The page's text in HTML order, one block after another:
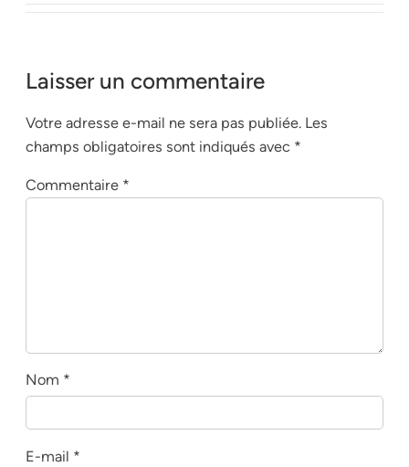
Laisser un commentaire
Votre adresse e-mail ne sera pas publiée. Les
champs obligatoires sont indiqués avec *
Commentaire *
Nom *
E-mail *